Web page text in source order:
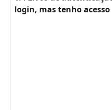
login, mas tenho acesso